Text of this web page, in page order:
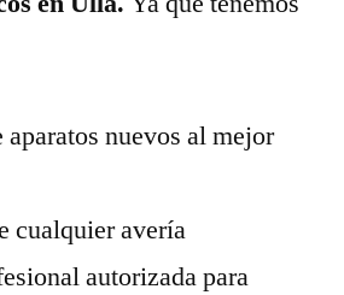
nuevos al mejor
cualquier avería
autorizada para